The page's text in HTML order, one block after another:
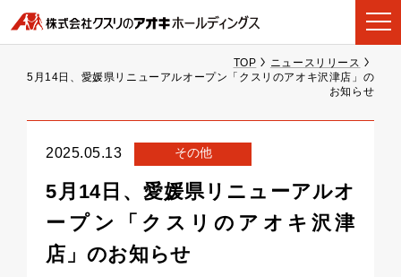
TOP
ニュースリリース
5月14日、愛媛県リニューアルオープン「クスリのアオキ沢津店」の
お知らせ
2025.05.13 その他
5月14日、愛媛県リニューアルオ
ープン「クスリのアオキ沢津
店」のお知らせ